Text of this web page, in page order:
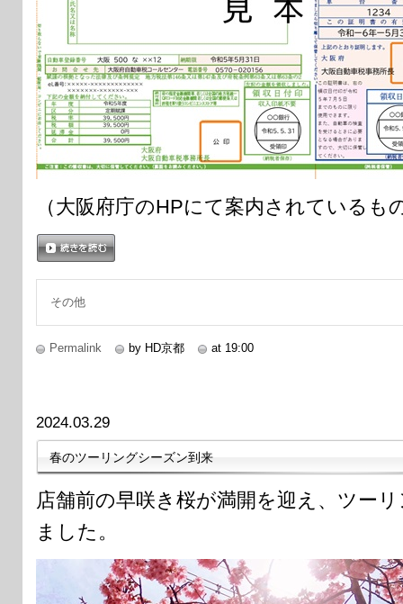
（大阪府庁のHPにて案内されているも
その他
Permalink by HD京都 at 19:00
2024.03.29
春のツーリングシーズン到来
店舗前の早咲き桜が満開を迎え、ツー
ました。